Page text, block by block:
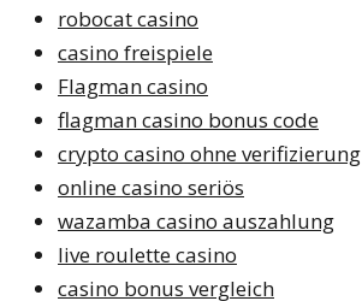
robocat casino
casino freispiele
Flagman casino
flagman casino bonus code
crypto casino ohne verifizierung
online casino seriös
wazamba casino auszahlung
live roulette casino
casino bonus vergleich